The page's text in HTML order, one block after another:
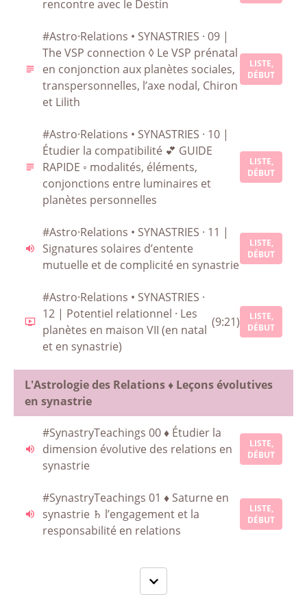
rencontre avec le Destin
#Astro·Relations • SYNASTRIES · 09 |
The VSP connection ◊ Le VSP prénatal
en conjonction aux planètes sociales,
transpersonnelles, l’axe nodal, Chiron
et Lilith
LISTE,
DÉBUT
#Astro·Relations • SYNASTRIES · 10 |
Étudier la compatibilité 💕 GUIDE
RAPIDE ◦ modalités, éléments,
conjonctions entre luminaires et
planètes personnelles
LISTE,
DÉBUT
#Astro·Relations • SYNASTRIES · 11 |
Signatures solaires d’entente
mutuelle et de complicité en synastrie
LISTE,
DÉBUT
#Astro·Relations • SYNASTRIES ·
12 | Potentiel relationnel · Les
planètes en maison VII (en natal
et en synastrie)
(9:21)
LISTE,
DÉBUT
L'Astrologie des Relations ♦ Leçons évolutives
en synastrie
#SynastryTeachings 00 ♦ Étudier la
dimension évolutive des relations en
synastrie
LISTE,
DÉBUT
#SynastryTeachings 01 ♦ Saturne en
synastrie ♄ l’engagement et la
responsabilité en relations
LISTE,
DÉBUT